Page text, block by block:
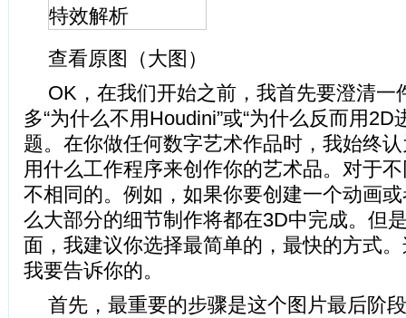
查看原图（大图）
OK，在我们开始之前，我首先要澄清一
多“为什么不用Houdini”或“为什么反而用2D
题。在你做任何数字艺术作品时，我始终
用什么工作程序来创作你的艺术品。对于
不相同的。例如，如果你要创建一个动画
么大部分的细节制作将都在3D中完成。但
面，我建议你选择最简单的，最快的方式
我要告诉你的。
首先，最重要的步骤是这个图片最后阶